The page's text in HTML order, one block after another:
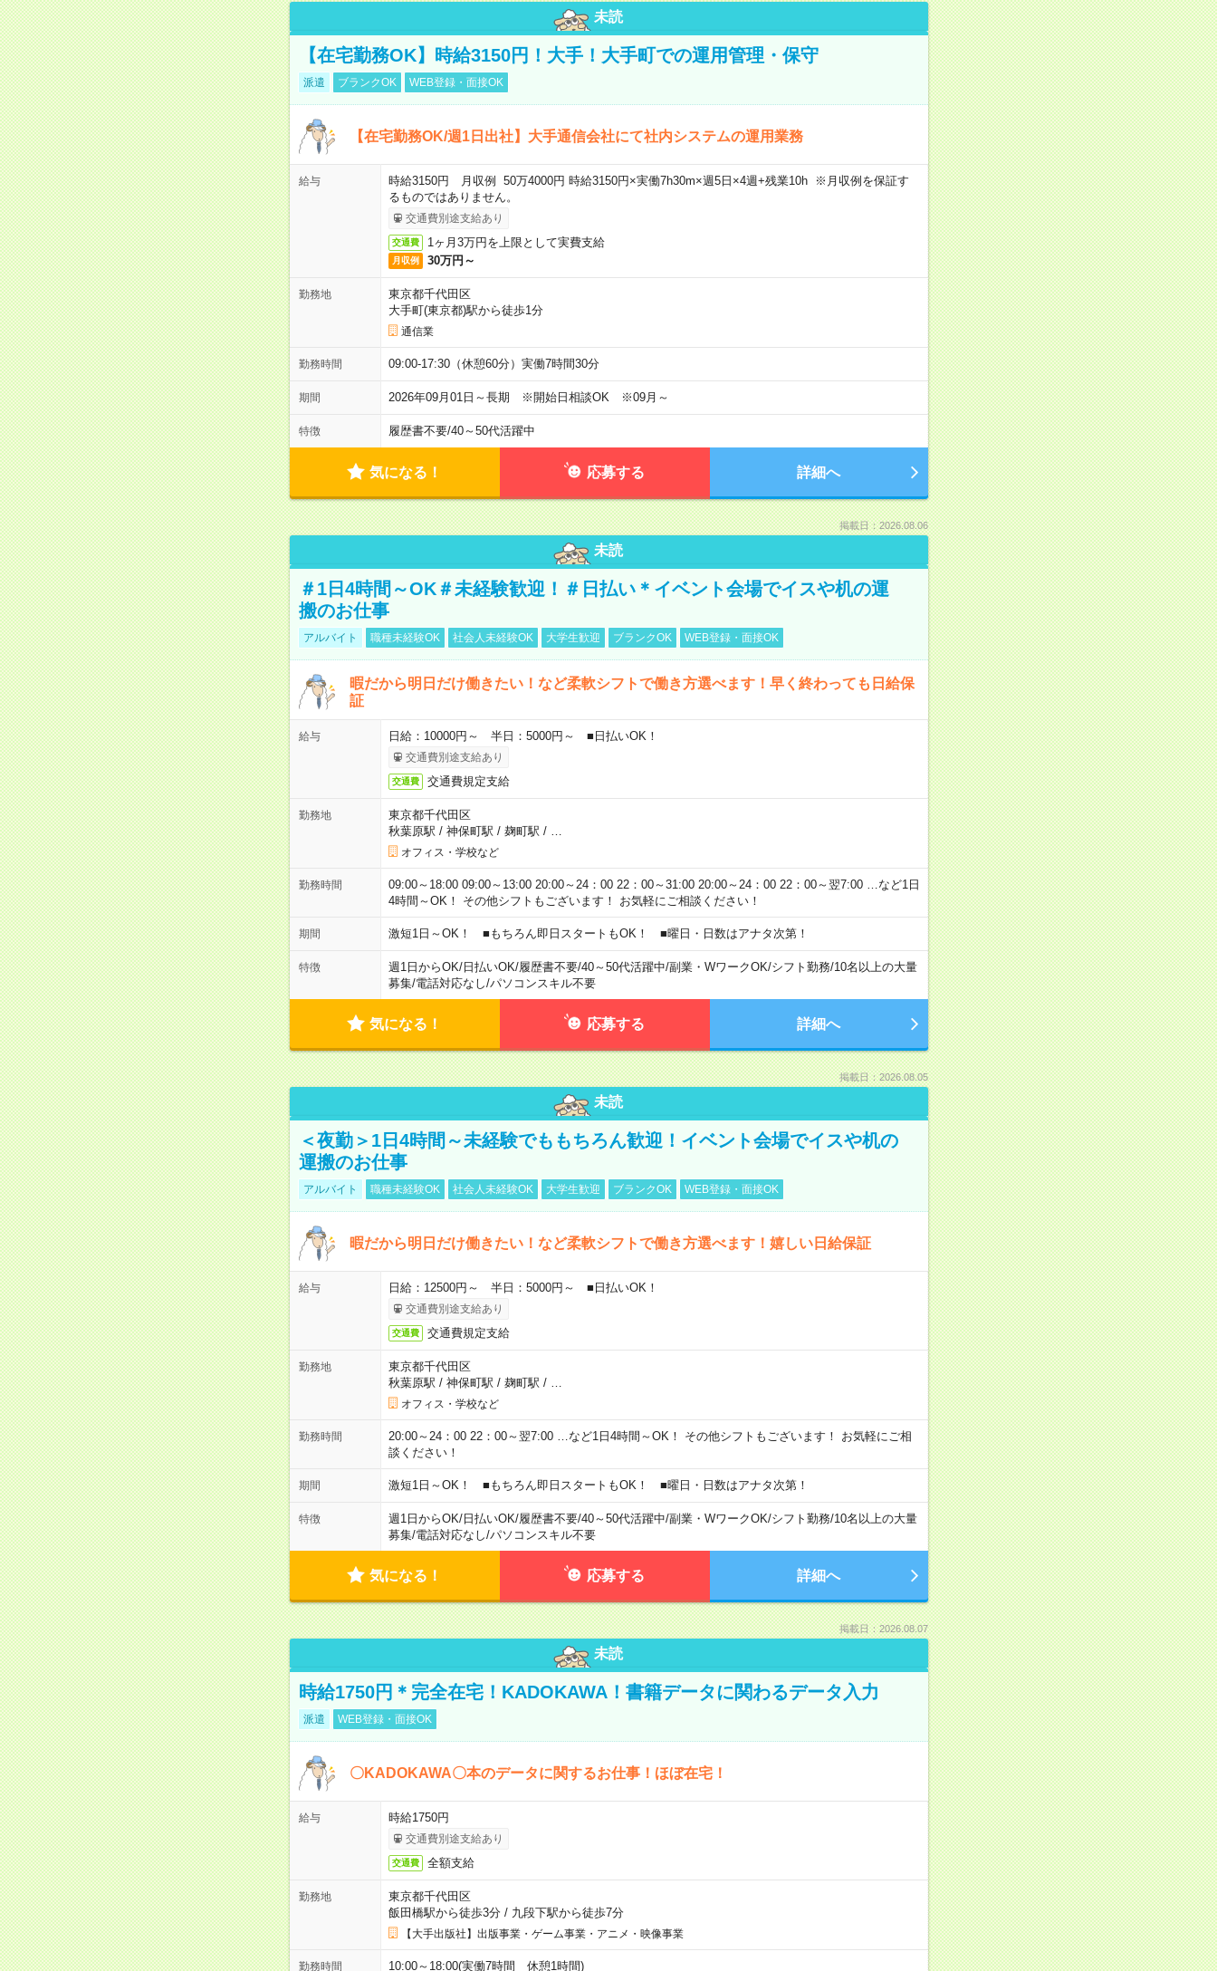
未読
【在宅勤務OK】時給3150円！大手！大手町での運用管理・保守
派遣 ブランクOK WEB登録・面接OK
【在宅勤務OK/週1日出社】大手通信会社にて社内システムの運用業務
給与
時給3150円 月収例 50万4000円 時給3150円×実働7h30m×週5日×4週+残業10h ※月収例を保証す
るものではありません。
交通費別途支給あり
交通費 1ヶ月3万円を上限として実費支給
月収例 30万円～
勤務地
東京都千代田区
大手町(東京都)駅から徒歩1分
通信業
勤務時間 09:00-17:30（休憩60分）実働7時間30分
期間 2026年09月01日～長期 ※開始日相談OK ※09月～
特徴 履歴書不要/40～50代活躍中
気になる！ 応募する 詳細へ
掲載日：2026.08.06
未読
＃1日4時間～OK＃未経験歓迎！＃日払い＊イベント会場でイスや机の運
搬のお仕事
アルバイト 職種未経験OK 社会人未経験OK 大学生歓迎 ブランクOK WEB登録・面接OK
暇だから明日だけ働きたい！など柔軟シフトで働き方選べます！早く終わっても日給保
証
給与 日給：10000円～ 半日：5000円～ ■日払いOK！
交通費別途支給あり
交通費 交通費規定支給
勤務地
東京都千代田区
秋葉原駅 / 神保町駅 / 麹町駅 /
オフィス・学校など
勤務時間
09:00～18:00 09:00～13:00 20:00～24：00 22：00～31:00 20:00～24：00 22：00～翌7:00 …など1日
4時間～OK！ その他シフトもございます！ お気軽にご相談ください！
期間 激短1日～OK！ ■もちろん即日スタートもOK！ ■曜日・日数はアナタ次第！
特徴 週1日からOK/日払いOK/履歴書不要/40～50代活躍中/副業・WワークOK/シフト勤務/10名以上の大量
募集/電話対応なし/パソコンスキル不要
気になる！ 応募する 詳細へ
掲載日：2026.08.05
未読
＜夜勤＞1日4時間～未経験でももちろん歓迎！イベント会場でイスや机の
運搬のお仕事
アルバイト 職種未経験OK 社会人未経験OK 大学生歓迎 ブランクOK WEB登録・面接OK
暇だから明日だけ働きたい！など柔軟シフトで働き方選べます！嬉しい日給保証
給与 日給：12500円～ 半日：5000円～ ■日払いOK！
交通費別途支給あり
交通費 交通費規定支給
勤務地
東京都千代田区
秋葉原駅 / 神保町駅 / 麹町駅 /
オフィス・学校など
勤務時間
20:00～24：00 22：00～翌7:00 …など1日4時間～OK！ その他シフトもございます！ お気軽にご相
談ください！
期間 激短1日～OK！ ■もちろん即日スタートもOK！ ■曜日・日数はアナタ次第！
特徴 週1日からOK/日払いOK/履歴書不要/40～50代活躍中/副業・WワークOK/シフト勤務/10名以上の大量
募集/電話対応なし/パソコンスキル不要
気になる！ 応募する 詳細へ
掲載日：2026.08.07
未読
時給1750円＊完全在宅！KADOKAWA！書籍データに関わるデータ入力
派遣 WEB登録・面接OK
〇KADOKAWA〇本のデータに関するお仕事！ほぼ在宅！
給与 時給1750円
交通費別途支給あり
交通費 全額支給
勤務地
東京都千代田区
飯田橋駅から徒歩3分/ 九段下駅から徒歩7分
【大手出版社】出版事業・ゲーム事業・アニメ・映像事業
勤務時間 10:00～18:00(実働7時間 休憩1時間)